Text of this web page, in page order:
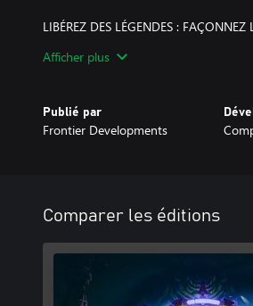
LIBÉREZ DES LÉGENDES :
l’hérésie. Gérez votre base
Personnalisez la voix, l'armure et le
envies.
cinématographique sur vos
tout en découvrant un récit épique.
des combats viscéraux et exécutez
sanglantes.
Warhammer 40,000: Chaos Gate -
Afficher plus
Publié par
Frontier Developments
Comparer les éditions